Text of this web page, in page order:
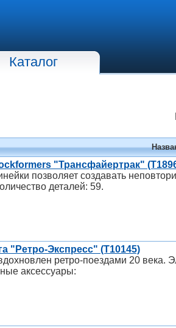
Каталог
"Трансфайертрак"
позволяет создавать
деталей: 59.
"Ретро-Экспресс" (Т10145)
ретро-поездами 20 века.
аксессуары: